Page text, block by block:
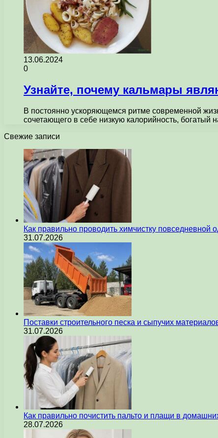
13.06.2024
0
Узнайте, почему кальмары
В постоянно ускоряющемся ритме современной
сочетающего в себе низкую калорийность,
Свежие записи
Как правильно проводить химчистку повседневной
31.07.2026
Поставки строительного песка и сыпучих
31.07.2026
Как правильно почистить пальто и плащи в
28.07.2026